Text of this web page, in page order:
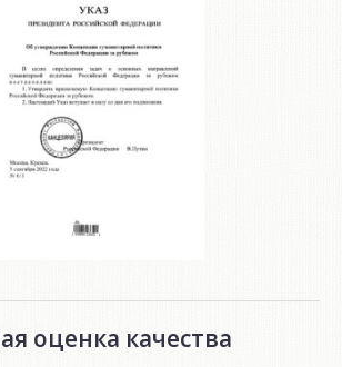
оценка качества